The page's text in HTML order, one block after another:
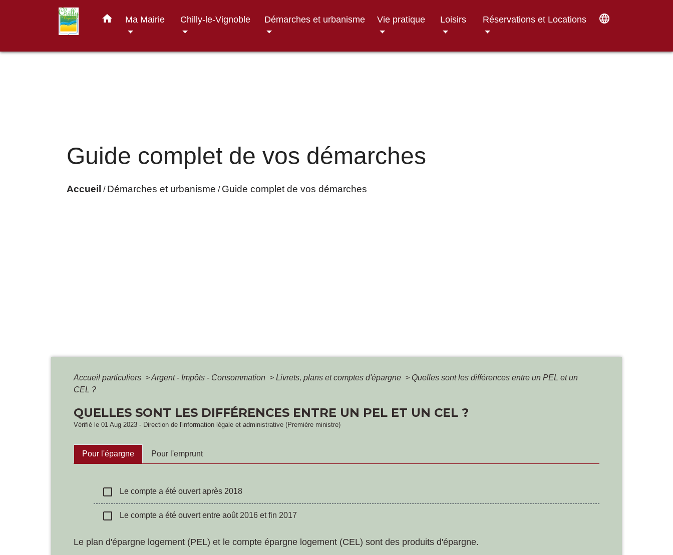
home Ma Mairie Chilly-le-Vignoble Démarches et urbanisme Vie pratique Loisirs Réservations et Locations language
Guide complet de vos démarches
Accueil / Démarches et urbanisme / Guide complet de vos démarches
Accueil particuliers >Argent - Impôts - Consommation > Livrets, plans et comptes d'épargne > Quelles sont les différences entre un PEL et un
CEL ?
QUELLES SONT LES DIFFÉRENCES ENTRE UN PEL ET UN CEL ?
Vérifié le 01 Aug 2023 - Direction de l'information légale et administrative (Première ministre)
Pour l'épargne Pour l'emprunt
check_box_outline_blank Le compte a été ouvert après 2018
check_box_outline_blank Le compte a été ouvert entre août 2016 et fin 2017
Le plan d'épargne logement (PEL) et le compte épargne logement (CEL) sont des produits d'épargne.